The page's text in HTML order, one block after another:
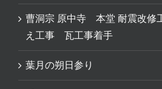
曹洞宗 原中寺 本堂 耐震改修
え工事 瓦工事着手
葉月の朔日参り